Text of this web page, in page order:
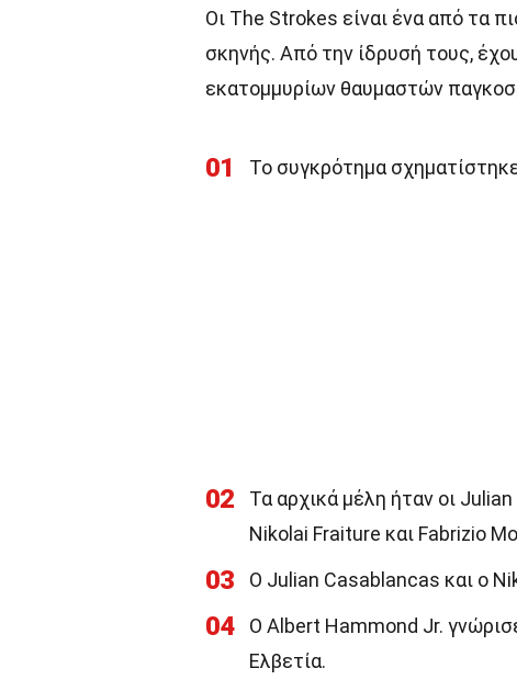
Οι The Strokes είναι ένα από τα
σκηνής. Από την ίδρυσή τους,
εκατομμυρίων θαυμαστών
01 Το συγκρότημα
02
Τα αρχικά μέλη ήταν οι
Nikolai Fraiture και Fabrizio
03 Ο Julian Casablancas και ο
04
Ο Albert Hammond Jr.
Ελβετία.